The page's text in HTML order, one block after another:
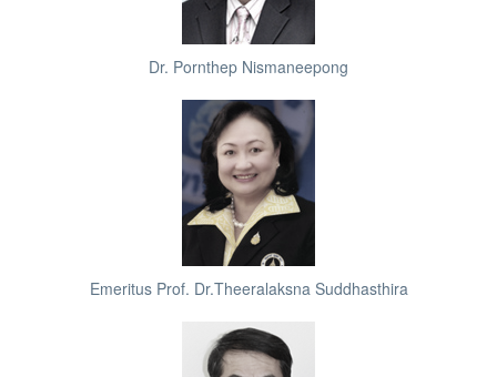
Dr. Pornthep Nismaneepong
Emeritus Prof. Dr.Theeralaksna Suddhasthira